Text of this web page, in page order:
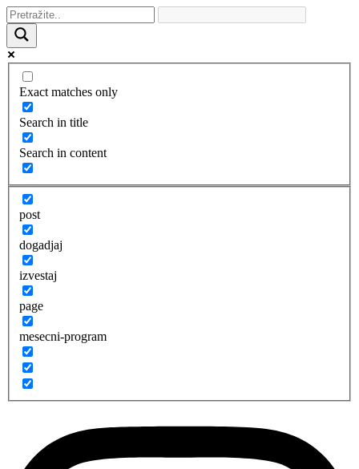
Exact matches only
Search in title
Search in content
post
dogadjaj
izvestaj
page
mesecni-program